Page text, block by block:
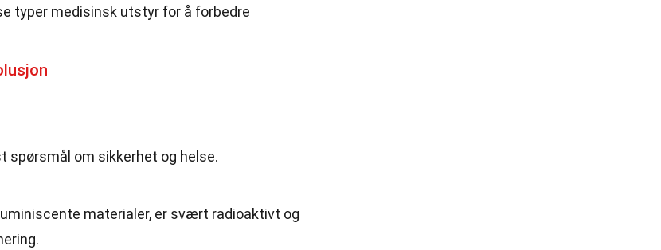
typer medisinsk utstyr for å forbedre
spørsmål om sikkerhet og helse.
materialer, er svært radioaktivt og